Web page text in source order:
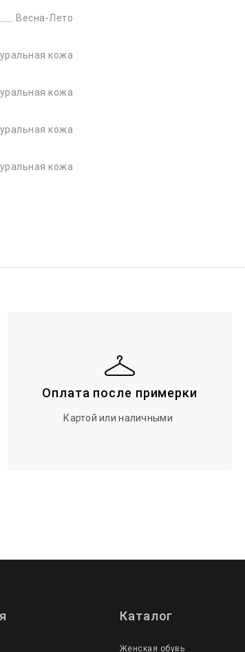
Весна-Лето
кожа
кожа
кожа
кожа
Оплата после примерки
Картой или наличными
Каталог
Женская обувь